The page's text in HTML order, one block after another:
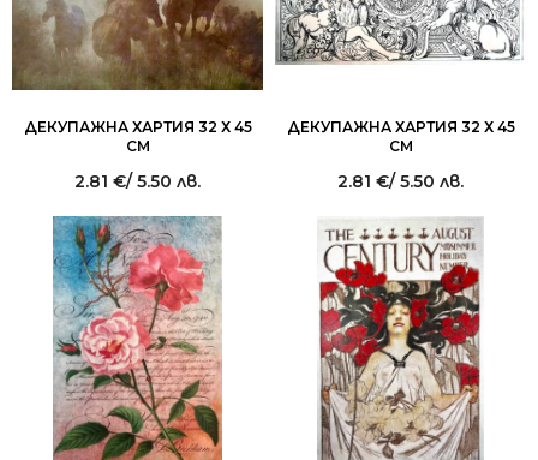
ДЕКУПАЖНА ХАРТИЯ 32 Х 45
СМ
2.81 €/ 5.50 лв.
ДЕКУПАЖНА ХАРТИЯ 32 Х 45
СМ
2.81 €/ 5.50 лв.